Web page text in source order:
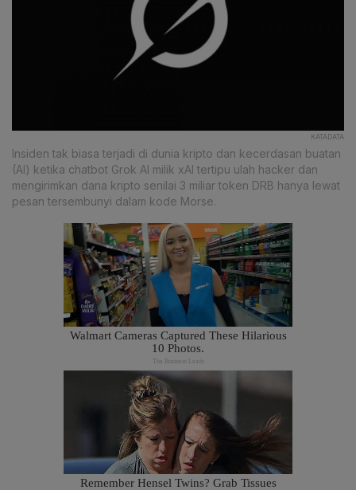
KATADATA
Insiden tak biasa terjadi di dunia kripto dan kecerdasan buatan
(AI) ketika chatbot Grok AI milik xAI tertipu ulah hacker dan
mengirimkan dana kripto senilai 3 miliar token DRB hanya lewat
pesan tersembunyi dalam kode Morse.